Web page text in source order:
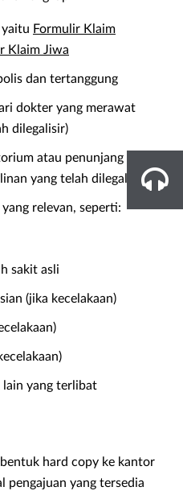
Formulir Klaim
Klaim Jiwa
dan tertanggung
dokter yang merawat
dilegalisir)
atau penunjang
yang telah dilegalisir)
relevan, seperti:
sakit asli
(jika kecelakaan)
lain yang terlibat
hard copy ke kantor
pengajuan yang tersedia